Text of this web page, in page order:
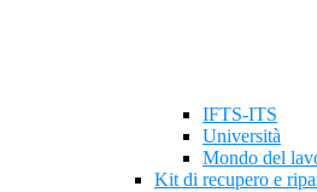
IFTS-ITS
Università
Mondo del
Kit di recupero e